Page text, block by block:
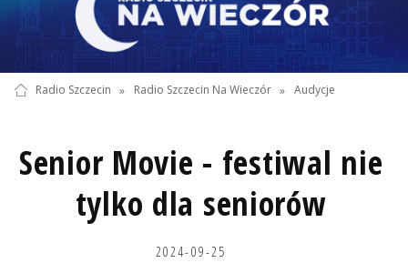
Radio Szczecin » Radio Szczecin Na Wieczór » Audycje
Senior Movie - festiwal nie
tylko dla seniorów
2024-09-25